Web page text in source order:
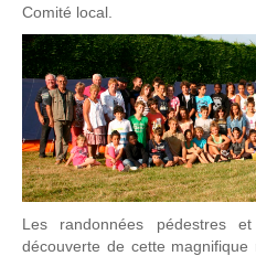
Comité local.
Les randonnées pédestres
découverte de cette